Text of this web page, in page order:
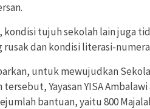
kondisi tujuh sekolah lain juga
rusak dan kondisi literasi-
untuk mewujudkan
Yayasan YISA
bantuan, yaitu 800